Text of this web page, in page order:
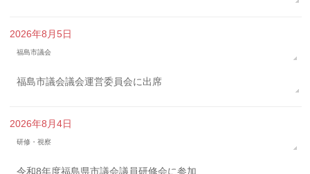
2026年8月5日
福島市議会
福島市議会議会運営委員会に出席
2026年8月4日
研修・視察
令和8年度福島県市議会議員研修会に参加